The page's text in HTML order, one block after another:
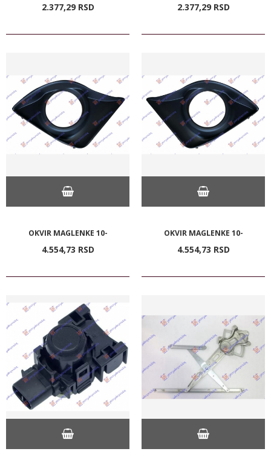
2.377,29 RSD 2.377,29 RSD
OKVIR MAGLENKE 10-
4.554,73 RSD
OKVIR MAGLENKE 10-
4.554,73 RSD